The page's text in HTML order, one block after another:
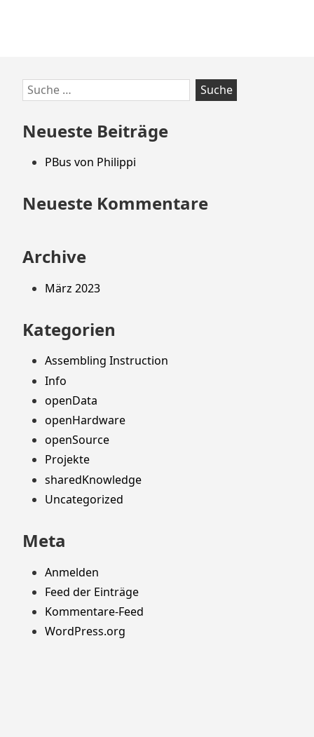
Zum
Footer
springen
Suche
nach:
Neueste Beiträge
PBus von Philippi
Neueste Kommentare
Archive
März 2023
Kategorien
Assembling Instruction
Info
openData
openHardware
openSource
Projekte
sharedKnowledge
Uncategorized
Meta
Anmelden
Feed der Einträge
Kommentare-Feed
WordPress.org